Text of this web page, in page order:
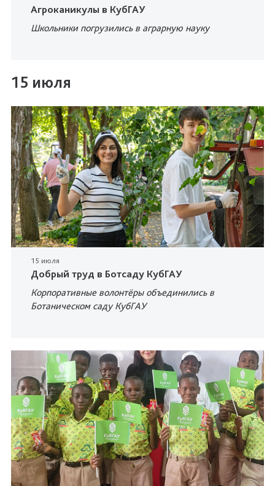
Агроканикулы в КубГАУ
Школьники погрузились в аграрную науку
15 июля
15 июля
Добрый труд в Ботсаду КубГАУ
Корпоративные волонтёры объединились в
Ботаническом саду КубГАУ